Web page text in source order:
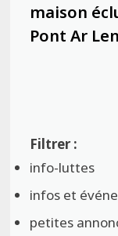
maison
Pont Ar Len
info-luttes
infos et
petites